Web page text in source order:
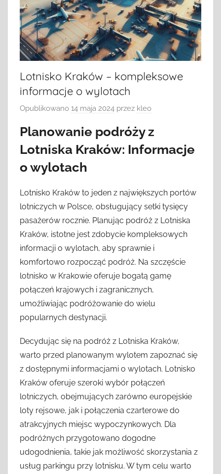
Lotnisko Kraków – kompleksowe
informacje o wylotach
Opublikowano 14 maja 2024 przez kleo
Planowanie podróży z
Lotniska Kraków: Informacje
o wylotach
Lotnisko Kraków to jeden z największych portów
lotniczych w Polsce, obsługujący setki tysięcy
pasażerów rocznie. Planując podróż z Lotniska
Kraków, istotne jest zdobycie kompleksowych
informacji o wylotach, aby sprawnie i
komfortowo rozpocząć podróż. Na szczęście
lotnisko w Krakowie oferuje bogatą gamę
połączeń krajowych i zagranicznych,
umożliwiając podróżowanie do wielu
popularnych destynacji.
Decydując się na podróż z Lotniska Kraków,
warto przed planowanym wylotem zapoznać się
z dostępnymi informacjami o wylotach. Lotnisko
Kraków oferuje szeroki wybór połączeń
lotniczych, obejmujących zarówno europejskie
loty rejsowe, jak i połączenia czarterowe do
atrakcyjnych miejsc wypoczynkowych. Dla
podróżnych przygotowano dogodne
udogodnienia, takie jak możliwość skorzystania z
usług parkingu przy lotnisku. W tym celu warto